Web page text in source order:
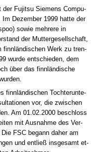
der Fu­jit­su Sie­mens Com­pu­
De­zem­ber 1999 hat­te der
so­wie meh­re­re in
der Mut­ter­ge­sell­schaft,
finnländi­schen Werk zu tren­
wur­de ent­schie­den, dem
über das finnländi­sche
finnländi­schen Toch­ter­un­te­
vor, die zwi­schen
Am 01.02.2000 be­schloss
mit Aus­nah­me des Ver­
FSC be­gann da­her am
und ent­ließ ins­ge­samt et­